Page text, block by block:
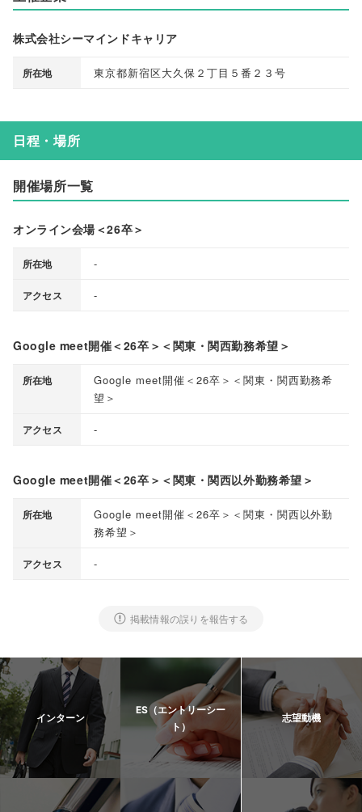
株式会社シーマインドキャリア
所在地 東京都新宿区大久保２丁目５番２３号
日程・場所
開催場所一覧
オンライン会場＜26卒＞
所在地 -
アクセス -
Google meet開催＜26卒＞＜関東・関西勤務希望＞
所在地
Google meet開催＜26卒＞＜関東・関西勤務希
望＞
アクセス -
Google meet開催＜26卒＞＜関東・関西以外勤務希望＞
所在地
Google meet開催＜26卒＞＜関東・関西以外勤
務希望＞
アクセス -
掲載情報の誤りを報告する
インターン
ES（エントリーシー
ト）
志望動機